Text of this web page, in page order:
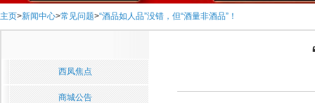
主页>新闻中心>常见问题>“酒品如人品”没错，但“酒量非酒品”！
西凤焦点
商城公告